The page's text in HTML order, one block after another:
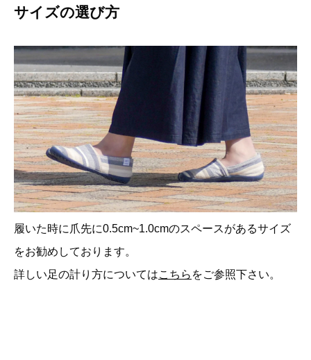
サイズの選び方
履いた時に爪先に0.5cm~1.0cmのスペースがあるサイズ
をお勧めしております。
詳しい足の計り方についてはこちら をご参照下さい。